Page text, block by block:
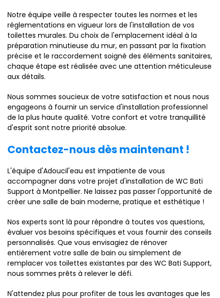
Notre équipe veille à respecter toutes les normes et les
réglementations en vigueur lors de l'installation de vos
toilettes murales. Du choix de l'emplacement idéal à la
préparation minutieuse du mur, en passant par la fixation
précise et le raccordement soigné des éléments sanitaires,
chaque étape est réalisée avec une attention méticuleuse
aux détails.
Nous sommes soucieux de votre satisfaction et nous nous
engageons à fournir un service d'installation professionnel
de la plus haute qualité. Votre confort et votre tranquillité
d'esprit sont notre priorité absolue.
Contactez-nous dès maintenant !
L'équipe d'Adoucil'eau est impatiente de vous
accompagner dans votre projet d'installation de WC Bati
Support à Montpellier. Ne laissez pas passer l'opportunité de
créer une salle de bain moderne, pratique et esthétique !
Nos experts sont là pour répondre à toutes vos questions,
évaluer vos besoins spécifiques et vous fournir des conseils
personnalisés. Que vous envisagiez de rénover
entièrement votre salle de bain ou simplement de
remplacer vos toilettes existantes par des WC Bati Support,
nous sommes prêts à relever le défi.
N'attendez plus pour profiter de tous les avantages que les